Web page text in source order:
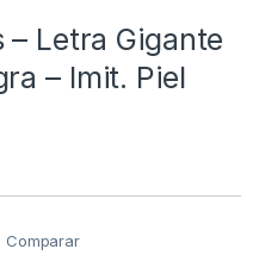
– Letra Gigante
– Imit. Piel
Comparar